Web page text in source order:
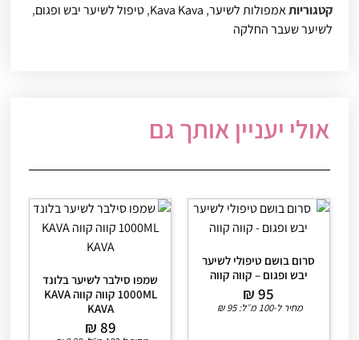
קטגוריותאמפולות לשיער,
Kava Kava
,טיפול לשיער יבש ופגום,
לשיער שעבר החלקה
אולי יעניין אותך גם
סרום בושם טיפולי לשיער
יבש ופגום – קווה קווה
₪95
מחיר ל-100 מ״ל: ₪95
שמפו סילבר לשיער בלונד
1000ML קווה קווה KAVA
KAVA
₪89